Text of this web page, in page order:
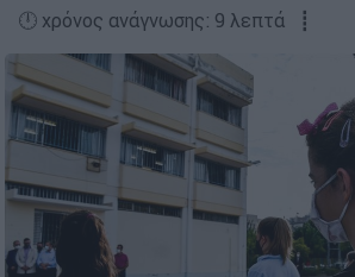
🕛 χρόνος ανάγνωσης: 9 λεπτά ┋